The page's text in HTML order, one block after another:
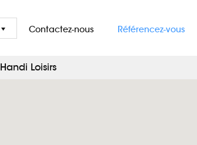
Contactez-nous Référencez-vous
Handi Loisirs